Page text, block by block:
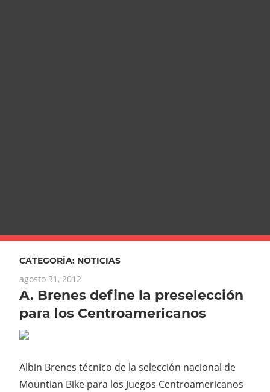
CATEGORÍA: NOTICIAS
agosto 31, 2012
A. Brenes define la preselección
para los Centroamericanos
Albin Brenes técnico de la selección nacional de
Mountian Bike para los Juegos Centroamericanos